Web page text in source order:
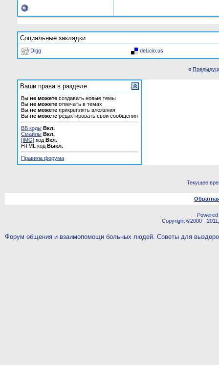
Социальные закладки
Digg del.icio.us
«
Ваши права в разделе
Вы не можете создавать новые темы
Вы не можете отвечать в темах
Вы не можете прикреплять вложения
Вы не можете редактировать свои сообщения
BB коды Вкл.
Смайлы Вкл.
[IMG] код Вкл.
HTML код Выкл.
Правила форума
Текущее
Copyright ©2000 -
Форум общения и взаимопомощи больных людей. Советы для